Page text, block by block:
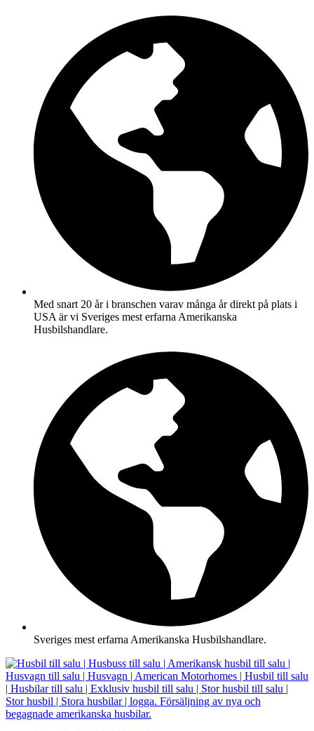
Med snart 20 år i branschen varav många år direkt på plats i
USA är vi Sveriges mest erfarna Amerikanska
Husbilshandlare.
Sveriges mest erfarna Amerikanska Husbilshandlare.